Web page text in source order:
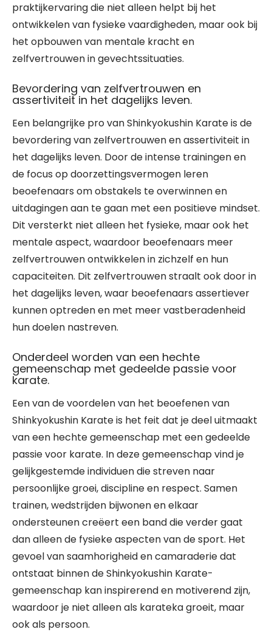
praktijkervaring die niet alleen helpt bij het
ontwikkelen van fysieke vaardigheden, maar ook bij
het opbouwen van mentale kracht en
zelfvertrouwen in gevechtssituaties.
Bevordering van zelfvertrouwen en
assertiviteit in het dagelijks leven.
Een belangrijke pro van Shinkyokushin Karate is de
bevordering van zelfvertrouwen en assertiviteit in
het dagelijks leven. Door de intense trainingen en
de focus op doorzettingsvermogen leren
beoefenaars om obstakels te overwinnen en
uitdagingen aan te gaan met een positieve mindset.
Dit versterkt niet alleen het fysieke, maar ook het
mentale aspect, waardoor beoefenaars meer
zelfvertrouwen ontwikkelen in zichzelf en hun
capaciteiten. Dit zelfvertrouwen straalt ook door in
het dagelijks leven, waar beoefenaars assertiever
kunnen optreden en met meer vastberadenheid
hun doelen nastreven.
Onderdeel worden van een hechte
gemeenschap met gedeelde passie voor
karate.
Een van de voordelen van het beoefenen van
Shinkyokushin Karate is het feit dat je deel uitmaakt
van een hechte gemeenschap met een gedeelde
passie voor karate. In deze gemeenschap vind je
gelijkgestemde individuen die streven naar
persoonlijke groei, discipline en respect. Samen
trainen, wedstrijden bijwonen en elkaar
ondersteunen creëert een band die verder gaat
dan alleen de fysieke aspecten van de sport. Het
gevoel van saamhorigheid en camaraderie dat
ontstaat binnen de Shinkyokushin Karate-
gemeenschap kan inspirerend en motiverend zijn,
waardoor je niet alleen als karateka groeit, maar
ook als persoon.